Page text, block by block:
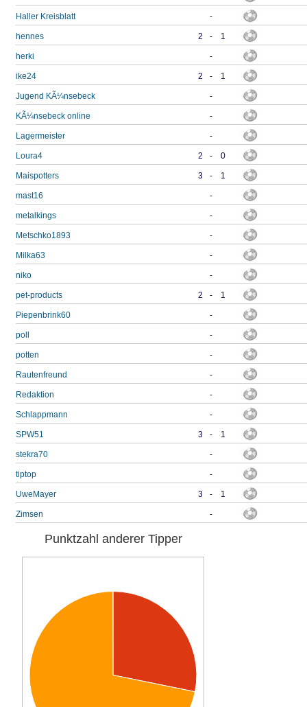
Haller Kreisblatt -
hennes 2 - 1
herki -
ike24 2 - 1
Jugend KÃ¼nsebeck -
KÃ¼nsebeck online -
Lagermeister -
Loura4 2 - 0
Maispotters 3 - 1
mast16 -
metalkings -
Metschko1893 -
Milka63 -
niko -
pet-products 2 - 1
Piepenbrink60 -
poll -
potten -
Rautenfreund -
Redaktion -
Schlappmann -
SPW51 3 - 1
stekra70 -
tiptop -
UweMayer 3 - 1
Zimsen -
Punktzahl anderer Tipper